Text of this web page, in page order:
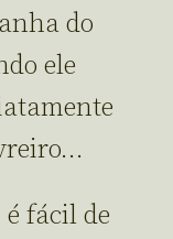
do
ele
fácil de